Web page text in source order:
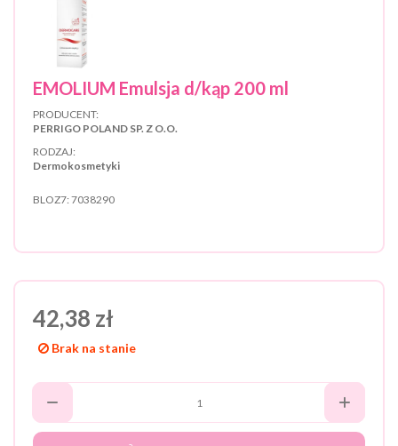
EMOLIUM Emulsja d/kąp 200 ml
PRODUCENT:
PERRIGO POLAND SP. Z O.O.
RODZAJ:
Dermokosmetyki
BLOZ7: 7038290
42,38 zł
Brak na stanie